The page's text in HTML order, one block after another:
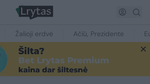
Žalioji erdvė Ačiū, Prezidente